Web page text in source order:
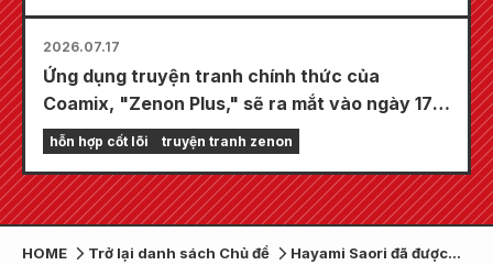
2026.07.17
Ứng dụng truyện tranh chính thức của
Coamix, "Zenon Plus," sẽ ra mắt vào ngày 17
tháng 7! Ứng dụng này được tích hợp nhiều
tính năng để giúp bạn giải trí trọn vẹn, bao
gồm "Chọn chương đầu tiên miễn phí" và "Cập
nhật hàng ngày"!
hỗn hợp cốt lõi truyện tranh zenon
HOME Trở lại danh sách Chủ đề
Hayami Saori đã được